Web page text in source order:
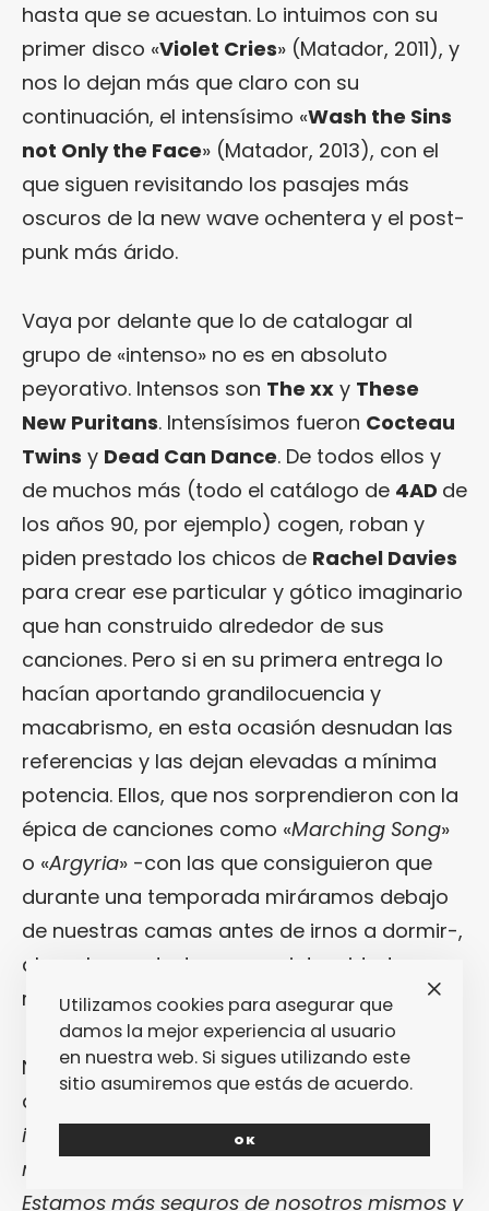
hasta que se acuestan. Lo intuimos con su
primer disco «Violet Cries» (Matador, 2011), y
nos lo dejan más que claro con su
continuación, el intensísimo «Wash the Sins
not Only the Face» (Matador, 2013), con el
que siguen revisitando los pasajes más
oscuros de la new wave ochentera y el post-
punk más árido.
Vaya por delante que lo de catalogar al
grupo de «intenso» no es en absoluto
peyorativo. Intensos son The xx y These
New Puritans. Intensísimos fueron Cocteau
Twins y Dead Can Dance. De todos ellos y
de muchos más (todo el catálogo de 4AD de
los años 90, por ejemplo) cogen, roban y
piden prestado los chicos de Rachel Davies
para crear ese particular y gótico imaginario
que han construido alrededor de sus
canciones. Pero si en su primera entrega lo
hacían aportando grandilocuencia y
macabrismo, en esta ocasión desnudan las
referencias y las dejan elevadas a mínima
potencia. Ellos, que nos sorprendieron con la
épica de canciones como «Marching Song»
o «Argyria» -con las que consiguieron que
durante una temporada miráramos debajo
de nuestras camas antes de irnos a dormir-,
ahora han optado por una intensidad
recogida y minimalista.
No en vano,Daniel Copemanya había
declarado que para este disco tenían
idea más clara de lo que queríamos y el
modo en que podríamos conseguirlo.
Estamos más seguros de nosotros mismos y
Utilizamos cookies para asegurar que
damos la mejor experiencia al usuario
en nuestra web. Si sigues utilizando este
sitio asumiremos que estás de acuerdo.
OK